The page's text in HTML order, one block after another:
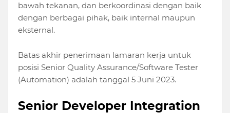
bawah tekanan, dan berkoordinasi dengan baik
dengan berbagai pihak, baik internal maupun
eksternal.
Batas akhir penerimaan lamaran kerja untuk
posisi Senior Quality Assurance/Software Tester
(Automation) adalah tanggal 5 Juni 2023.
Senior Developer Integration